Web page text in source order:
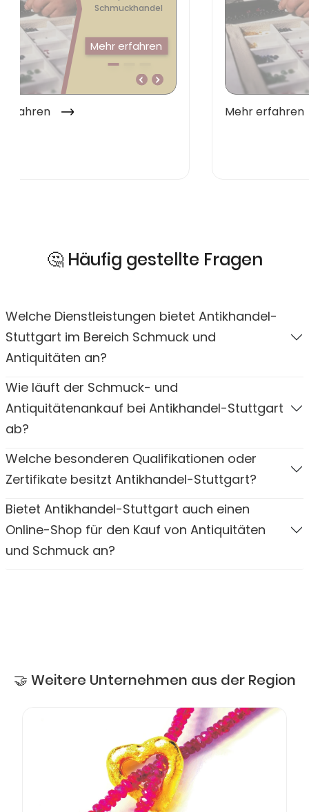
🤔 Häufig gestellte Fragen
Welche Dienstleistungen bietet Antikhandel-
Stuttgart im Bereich Schmuck und
Antiquitäten an?
Wie läuft der Schmuck- und
Antiquitätenankauf bei Antikhandel-Stuttgart
ab?
Welche besonderen Qualifikationen oder
Zertifikate besitzt Antikhandel-Stuttgart?
Bietet Antikhandel-Stuttgart auch einen
Online-Shop für den Kauf von Antiquitäten
und Schmuck an?
🤝 Weitere Unternehmen aus der Region